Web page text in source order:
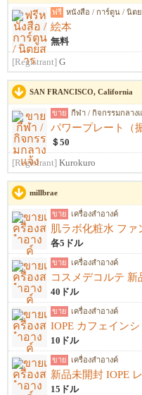
ฟรี หนังสือ / การ์ตูน / นิต
絵本
無料
[Registrant] G
SAN FRANCISCO, California
ขาย กีฬา / กิจกรรมกลาง
パワープレート（
＄50
[Registrant] Kurokuro
millbrae
ขาย เครื่องสำอางค์
肌ラボ化粧水 ファ
各5ドル
ขาย เครื่องสำอางค์
コスメデコルテ 新
40ドル
ขาย เครื่องสำอางค์
10ドル
ขาย เครื่องสำอางค์
15ドル